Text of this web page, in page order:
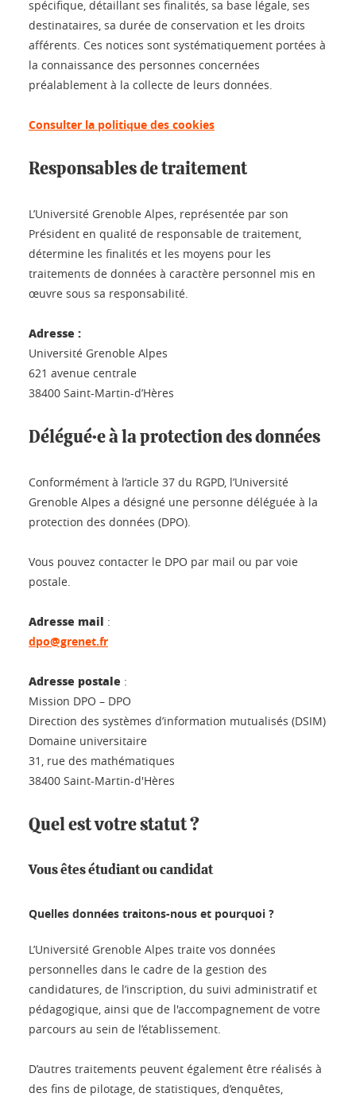
spécifique, détaillant ses finalités, sa base légale, ses
destinataires, sa durée de conservation et les droits
afférents. Ces notices sont systématiquement portées à
la connaissance des personnes concernées
préalablement à la collecte de leurs données.
Consulter la politique des cookies
Responsables de traitement
L’Université Grenoble Alpes, représentée par son
Président en qualité de responsable de traitement,
détermine les finalités et les moyens pour les
traitements de données à caractère personnel mis en
œuvre sous sa responsabilité.
Adresse :
Université Grenoble Alpes
621 avenue centrale
38400 Saint-Martin-d’Hères
Délégué·e à la protection des données
Conformément à l’article 37 du RGPD, l’Université
Grenoble Alpes a désigné une personne déléguée à la
protection des données (DPO).
Vous pouvez contacter le DPO par mail ou par voie
postale.
Adresse mail :
dpo@grenet.fr
Adresse postale :
Mission DPO – DPO
Direction des systèmes d’information mutualisés (DSIM)
Domaine universitaire
31, rue des mathématiques
38400 Saint-Martin-d'Hères
Quel est votre statut ?
Vous êtes étudiant ou candidat
Quelles données traitons-nous et pourquoi ?
L’Université Grenoble Alpes traite vos données
personnelles dans le cadre de la gestion des
candidatures, de l’inscription, du suivi administratif et
pédagogique, ainsi que de l'accompagnement de votre
parcours au sein de l’établissement.
D’autres traitements peuvent également être réalisés à
des fins de pilotage, de statistiques, d’enquêtes,